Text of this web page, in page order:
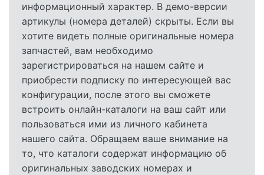
информационный характер. В демо-версии
артикулы (номера деталей) скрыты. Если вы
хотите видеть полные оригинальные номера
запчастей, вам необходимо
зарегистрироваться на нашем сайте и
приобрести подписку по интересующей вас
конфигурации, после этого вы сможете
встроить онлайн-каталоги на ваш сайт или
пользоваться ими из личного кабинета
нашего сайта. Обращаем ваше внимание на
то, что каталоги содержат информацию об
оригинальных заводских номерах и